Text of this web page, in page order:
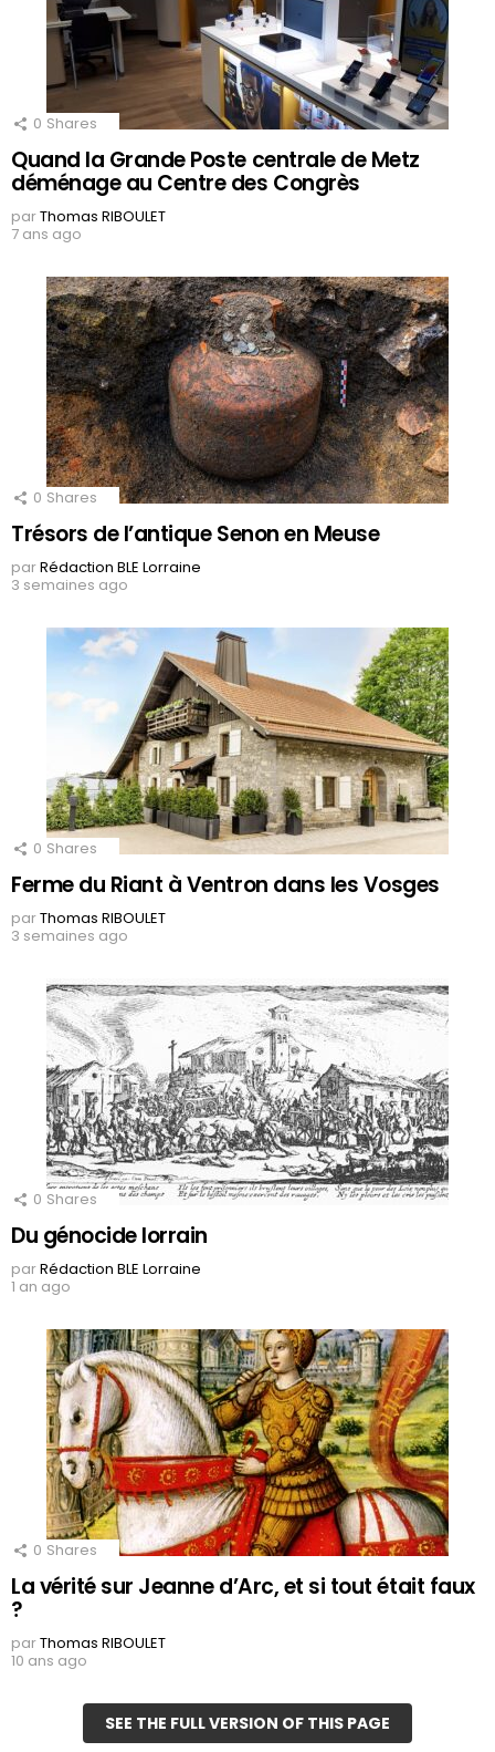
0 Shares
Quand la Grande Poste centrale de Metz
déménage au Centre des Congrès
parThomas RIBOULET
7 ans ago
0 Shares
Trésors de l’antique Senon en Meuse
parRédaction BLE Lorraine
3 semaines ago
0 Shares
Ferme du Riant à Ventron dans les Vosges
parThomas RIBOULET
3 semaines ago
0 Shares
Du génocide lorrain
parRédaction BLE Lorraine
1 an ago
0 Shares
La vérité sur Jeanne d’Arc, et si tout était faux
?
parThomas RIBOULET
10 ans ago
SEE THE FULL VERSION OF THIS PAGE